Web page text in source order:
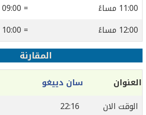
11:00 مساءً
= 09:00 صباحاً
12:00 مساءً
= 10:00 صباحاً
المقارنة
العنوان سان دييغو
الوقت الان
22:16